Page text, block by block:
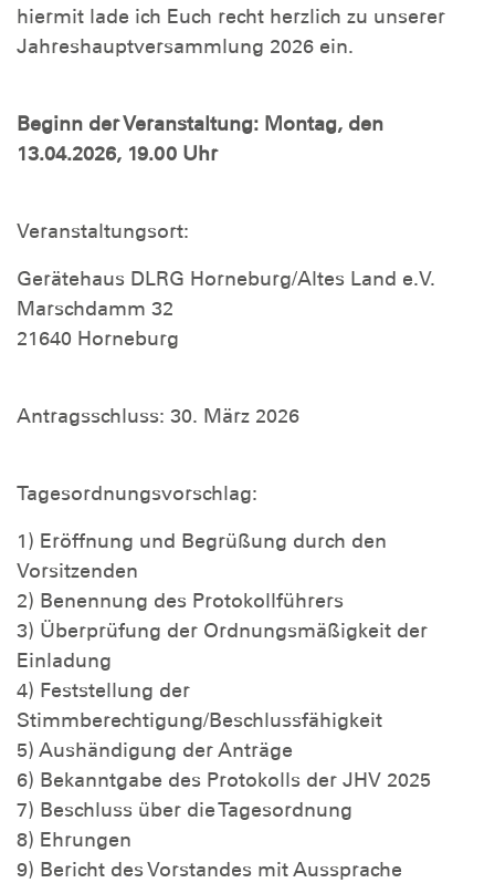
hiermit lade ich Euch recht herzlich zu unserer
Jahreshauptversammlung 2026 ein.
Beginn der Veranstaltung: Montag, den
13.04.2026, 19.00 Uhr
Veranstaltungsort:
Gerätehaus DLRG Horneburg/Altes Land e.V.
Marschdamm 32
21640 Horneburg
Antragsschluss: 30. März 2026
Tagesordnungsvorschlag:
1) Eröffnung und Begrüßung durch den
Vorsitzenden
2) Benennung des Protokollführers
3) Überprüfung der Ordnungsmäßigkeit der
Einladung
4) Feststellung der
Stimmberechtigung/Beschlussfähigkeit
5) Aushändigung der Anträge
6) Bekanntgabe des Protokolls der JHV 2025
7) Beschluss über die Tagesordnung
8) Ehrungen
9) Bericht des Vorstandes mit Aussprache